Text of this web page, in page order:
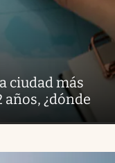
ciudad más
¿dónde